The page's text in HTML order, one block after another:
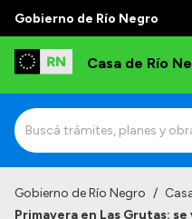
Gobierno de Río Negro
Casa de Río
Gobierno de Río Negro /
Primavera en Las Grutas: